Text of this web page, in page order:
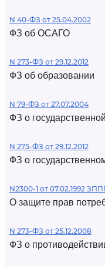
N 40-ФЗ от 25.04.2002
ФЗ об ОСАГО
N 273-ФЗ от 29.12.2012
ФЗ об образовании
N 79-ФЗ от 27.07.2004
ФЗ о
N 275-ФЗ от 29.12.2012
ФЗ о
N2300-1 от 07.02.1992
О защите прав
N 273-ФЗ от 25.12.2008
ФЗ о